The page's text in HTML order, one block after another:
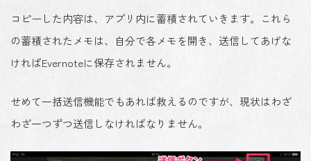
コピーした内容は、アプリ内に蓄積されていきます。これら
の蓄積されたメモは、自分で各メモを開き、送信してあげな
ければEvernoteに保存されません。
せめて一括送信機能でもあれば救えるのですが、現状はわざ
わざ一つずつ送信しなければなりません。